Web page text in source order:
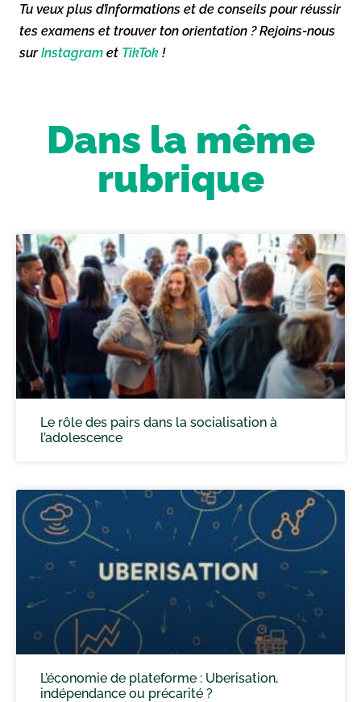
Tu veux plus d’informations et de conseils pour réussir
tes examens et trouver ton orientation ? Rejoins-nous
surInstagram et TikTok !
Dans la même
rubrique
Le rôle des pairs dans la socialisation à
l’adolescence
L’économie de plateforme : Uberisation,
indépendance ou précarité ?